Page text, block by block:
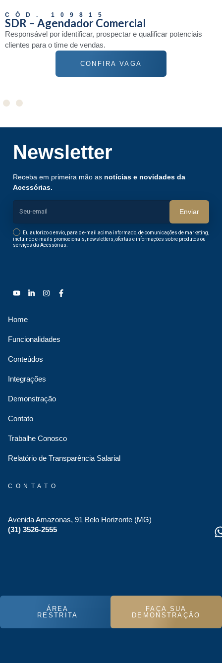
CÓD. 109815
SDR – Agendador Comercial
Responsável por identificar, prospectar e qualificar potenciais
clientes para o time de vendas.
CONFIRA VAGA
Newsletter
Receba em primeira mão as notícias e novidades da
Acessórias.
Eu autorizo o envio, para o e-mail acima informado, de comunicações de marketing,
incluindo e-mails promocionais, newsletters, ofertas e informações sobre produtos ou
serviços da Acessórias.
Enviar
Home
Funcionalidades
Conteúdos
Integrações
Demonstração
Contato
Trabalhe Conosco
Relatório de Transparência Salarial
CONTATO
Avenida Amazonas, 91 Belo Horizonte (MG)
(31) 3526-2555
ÁREA
RESTRITA
FAÇA SUA
DEMONSTRAÇÃO